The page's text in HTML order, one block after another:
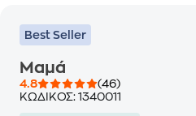
Best Seller
Μαμά
4.8
(46)
ΚΩΔΙΚΟΣ: 1340011